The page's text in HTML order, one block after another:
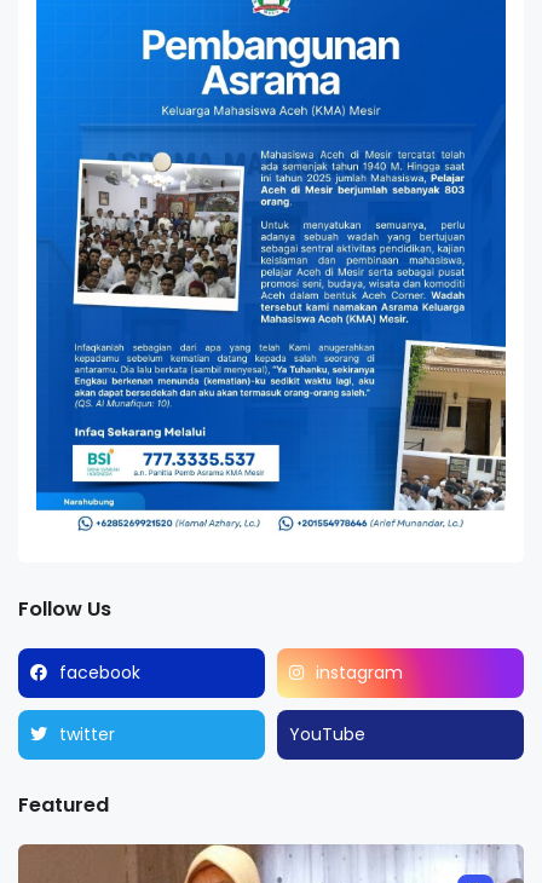
Follow Us
facebook instagram
twitter YouTube
Featured